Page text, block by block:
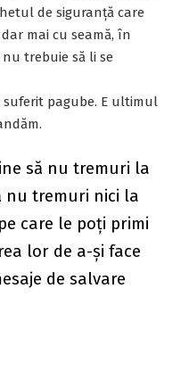
de siguranță care
mai cu seamă, în
trebuie să li se
pagube. E ultimul
să nu tremuri la
nu tremuri nici la
care le poți primi
lor de a-și face
de salvare